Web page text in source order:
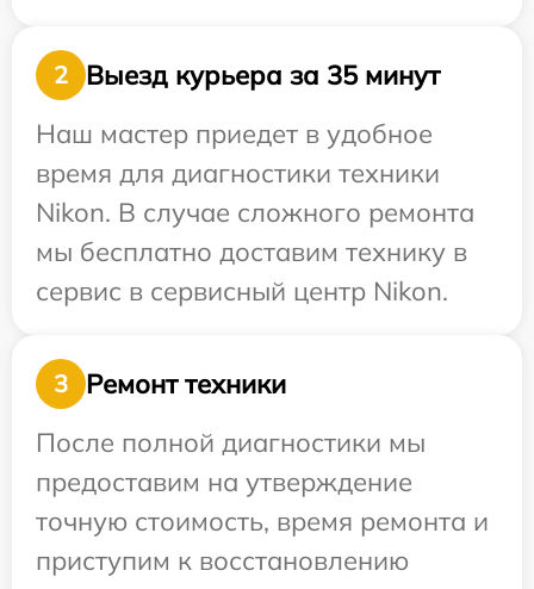
2
Выезд курьера за 35 минут
Наш мастер приедет в удобное
время для диагностики техники
Nikon. В случае сложного ремонта
мы бесплатно доставим технику в
сервис в сервисный центр Nikon.
3
Ремонт техники
После полной диагностики мы
предоставим на утверждение
точную стоимость, время ремонта и
приступим к восстановлению